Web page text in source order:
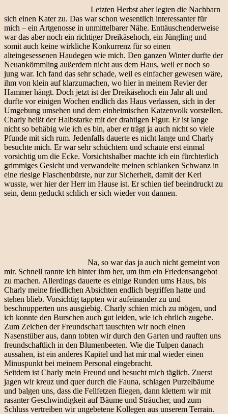
Letzten Herbst aber legten die Nachbarn
sich einen Kater zu. Das war schon wesentlich interessanter für
mich – ein Artgenosse in unmittelbarer Nähe. Enttäuschenderweise
war das aber noch ein richtiger Dreikäsehoch, ein Jüngling und
somit auch keine wirkliche Konkurrenz für so einen
alteingesessenen Haudegen wie mich. Den ganzen Winter durfte der
Neuankömmling außerdem nicht aus dem Haus, weil er noch so
jung war. Ich fand das sehr schade, weil es einfacher gewesen wäre,
ihm von klein auf klarzumachen, wo hier in meinem Revier der
Hammer hängt. Doch jetzt ist der Dreikäsehoch ein Jahr alt und
durfte vor einigen Wochen endlich das Haus verlassen, sich in der
Umgebung umsehen und dem einheimischen Katzenvolk vorstellen.
Charly heißt der Halbstarke mit der drahtigen Figur. Er ist lange
nicht so behäbig wie ich es bin, aber er trägt ja auch nicht so viele
Pfunde mit sich rum. Jedenfalls dauerte es nicht lange und Charly
besuchte mich. Er war sehr schüchtern und schaute erst einmal
vorsichtig um die Ecke. Vorsichtshalber machte ich ein fürchterlich
grimmiges Gesicht und verwandelte meinen schlanken Schwanz in
eine riesige Flaschenbürste, nur zur Sicherheit, damit der Kerl
wusste, wer hier der Herr im Hause ist. Er schien tief beeindruckt zu
sein, denn geduckt schlich er sich wieder von dannen.
Na, so war das ja auch nicht gemeint von
mir. Schnell rannte ich hinter ihm her, um ihm ein Friedensangebot
zu machen. Allerdings dauerte es einige Runden ums Haus, bis
Charly meine friedlichen Absichten endlich begriffen hatte und
stehen blieb. Vorsichtig tappten wir aufeinander zu und
beschnupperten uns ausgiebig. Charly schien mich zu mögen, und
ich konnte den Burschen auch gut leiden, wie ich ehrlich zugebe.
Zum Zeichen der Freundschaft tauschten wir noch einen
Nasenstüber aus, dann tobten wir durch den Garten und rauften uns
freundschaftlich in den Blumenbeeten. Wie die Tulpen danach
aussahen, ist ein anderes Kapitel und hat mir mal wieder einen
Minuspunkt bei meinem Personal eingebracht.
Seitdem ist Charly mein Freund und besucht mich täglich. Zuerst
jagen wir kreuz und quer durch die Fauna, schlagen Purzelbäume
und balgen uns, dass die Fellfetzen fliegen, dann klettern wir mit
rasanter Geschwindigkeit auf Bäume und Sträucher, und zum
Schluss vertreiben wir ungebetene Kollegen aus unserem Terrain.